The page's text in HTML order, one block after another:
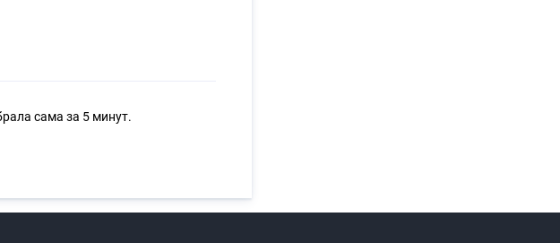
сама за 5 минут.